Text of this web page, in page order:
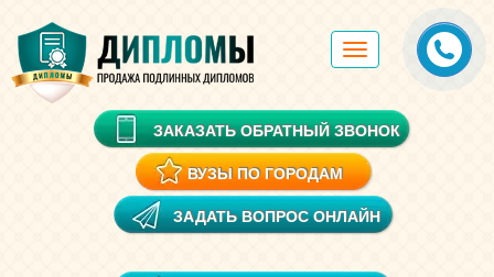
Toggle
navigation
ЗАКАЗАТЬ ОБРАТНЫЙ ЗВОНОК
ВУЗЫ ПО ГОРОДАМ
ЗАДАТЬ ВОПРОС ОНЛАЙН